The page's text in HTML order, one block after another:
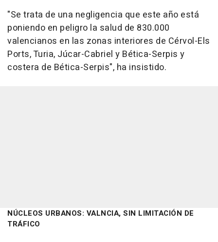
"Se trata de una negligencia que este año está
poniendo en peligro la salud de 830.000
valencianos en las zonas interiores de Cérvol-Els
Ports, Turia, Júcar-Cabriel y Bética-Serpis y
costera de Bética-Serpis", ha insistido.
NÚCLEOS URBANOS: VALNCIA, SIN LIMITACIÓN DE
TRÁFICO